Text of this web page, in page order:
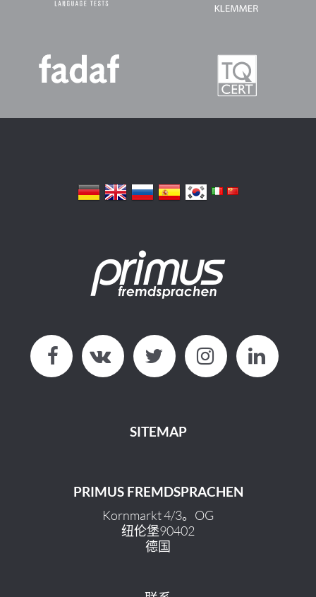
SITEMAP
PRIMUS FREMDSPRACHEN
Kornmarkt 4/3。OG
纽伦堡90402
德国